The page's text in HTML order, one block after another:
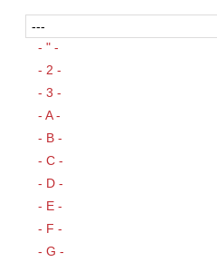
- " -
- 2 -
- 3 -
- A -
- B -
- C -
- D -
- E -
- F -
- G -